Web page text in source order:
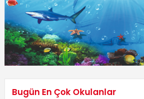
Bugün En Çok Okulanlar